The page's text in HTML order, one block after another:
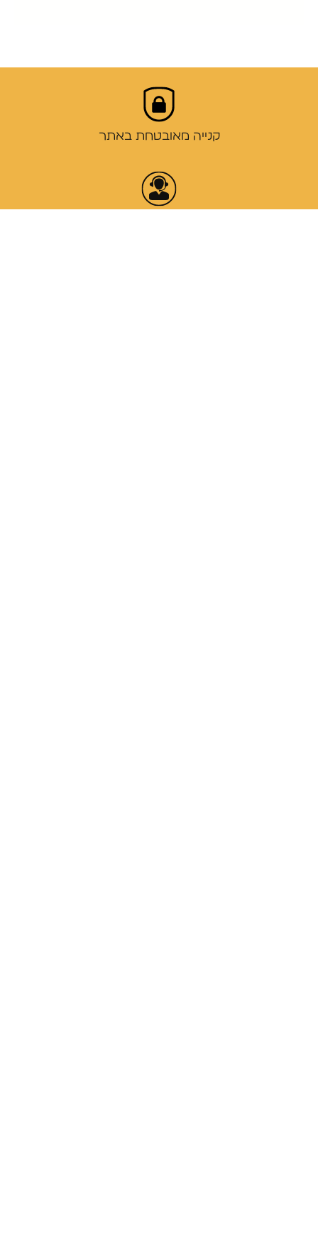
קנייה מאובטחת באתר